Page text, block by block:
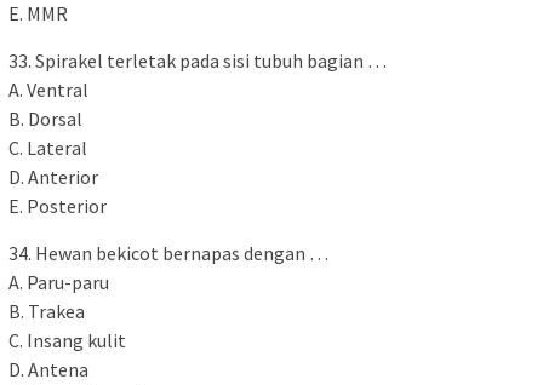
E. MMR
33. Spirakel terletak pada sisi tubuh bagian …
A. Ventral
B. Dorsal
C. Lateral
D. Anterior
E. Posterior
34. Hewan bekicot bernapas dengan …
A. Paru-paru
B. Trakea
C. Insang kulit
D. Antena